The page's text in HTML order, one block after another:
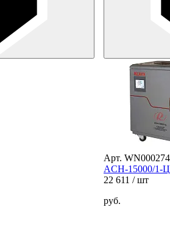
Арт.
ACH-15000/1-Ц
22 611 / шт
руб.